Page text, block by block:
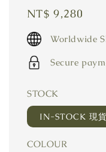
Regular
price
NT$ 9,280
Worldwide
Secure
STOCK
IN-STOCK 現貨
COLOUR